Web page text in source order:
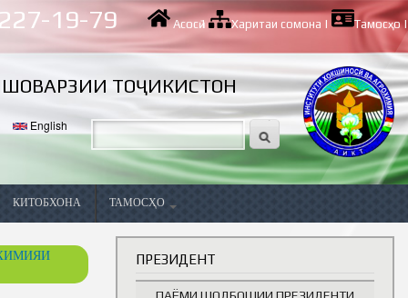
227-19-79 Асосӣ| Харитаи сомона | Тамосҳо|
ТОҶИКИСТОН
English
КИТОБХОНА ТАМОСҲО
ПРЕЗИДЕНТ